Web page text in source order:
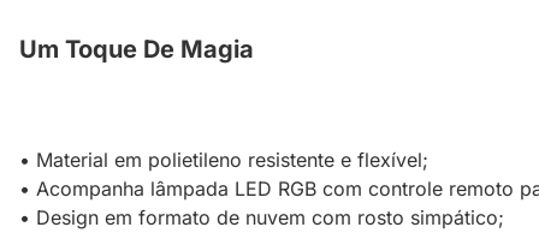
Um Toque De Magia
• Material em polietileno resistente e flexível;
• Acompanha lâmpada LED RGB com controle remoto
• Design em formato de nuvem com rosto simpático;